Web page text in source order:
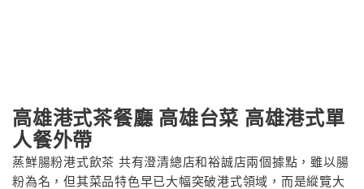
高雄港式茶餐廳 高雄台菜 高雄港式單
人餐外帶
蒸鮮腸粉港式飲茶 共有澄清總店和裕誠店兩個據點，雖以腸
粉為名，但其菜品特色早已大幅突破港式領域，而是縱覽大